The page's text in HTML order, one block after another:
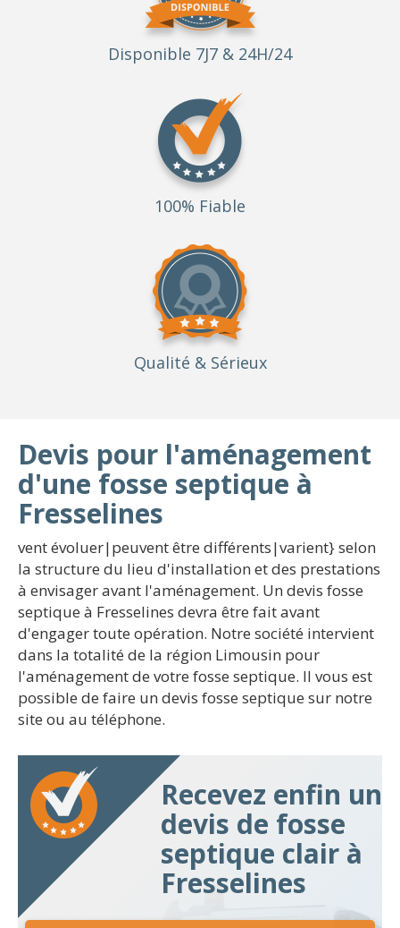
Disponible 7J7 & 24H/24
100% Fiable
Qualité & Sérieux
Devis pour l'aménagement
d'une fosse septique à
Fresselines
vent évoluer|peuvent être différents|varient} selon
la structure du lieu d'installation et des prestations
à envisager avant l'aménagement. Un devis fosse
septique à Fresselines devra être fait avant
d'engager toute opération. Notre société intervient
dans la totalité de la région Limousin pour
l'aménagement de votre fosse septique. Il vous est
possible de faire un devis fosse septique sur notre
site ou au téléphone.
Recevez enfin un
devis de fosse
septique clair à
Fresselines